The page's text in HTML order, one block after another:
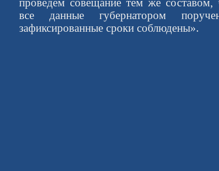
все данные губернатором
зафиксированные сроки соблюдены».